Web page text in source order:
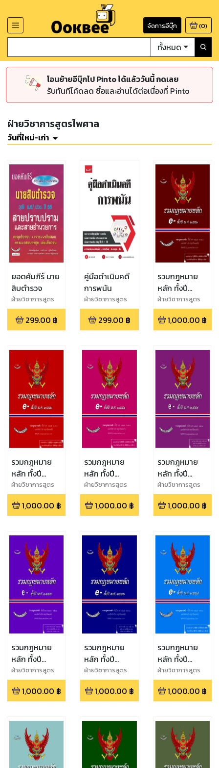
จัดการอีบุ๊ก (0)
ทั้งหมด
โอนย้ายอีบุ๊กไป Pinto ได้แล้ววันนี้ กดเลย
รับทันทีโค้ดลด ซื้อและอ่านได้ต่อเนื่องที่ Pinto
ฝ่ายวิชาการสูตรไพศาล
วันที่ใหม่-เก่า
ยอดคัมภีร์ นาย
สิบตำรวจ
ฝ่ายวิชาการสูตร
ไพศาล
299.00 ฿
คู่มือดำเนินคดี
การพนัน
ฝ่ายวิชาการสูตร
ไพศาล
299.00 ฿
รวมกฎหมาย
หลัก ทั้งปี
พ.ศ.2551
ฝ่ายวิชาการสูตร
ไพศาล
1,000.00 ฿
รวมกฎหมาย
หลัก ทั้งปี
พ.ศ.2552
ฝ่ายวิชาการสูตร
ไพศาล
1,000.00 ฿
รวมกฎหมาย
หลัก ทั้งปี
พ.ศ.2553
ฝ่ายวิชาการสูตร
ไพศาล
1,000.00 ฿
รวมกฎหมาย
หลัก ทั้งปี
พ.ศ.2554
ฝ่ายวิชาการสูตร
ไพศาล
1,000.00 ฿
รวมกฎหมาย
หลัก ทั้งปี
พ.ศ.2555
ฝ่ายวิชาการสูตร
ไพศาล
1,000.00 ฿
รวมกฎหมาย
หลัก ทั้งปี
พ.ศ.2556
ฝ่ายวิชาการสูตร
ไพศาล
1,000.00 ฿
รวมกฎหมาย
หลัก ทั้งปี
พ.ศ.2557
ฝ่ายวิชาการสูตร
ไพศาล
1,000.00 ฿